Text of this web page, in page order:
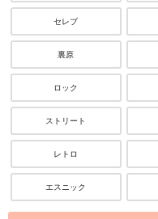
セレブ
裏原
ロック
ストリート
レトロ
エスニック